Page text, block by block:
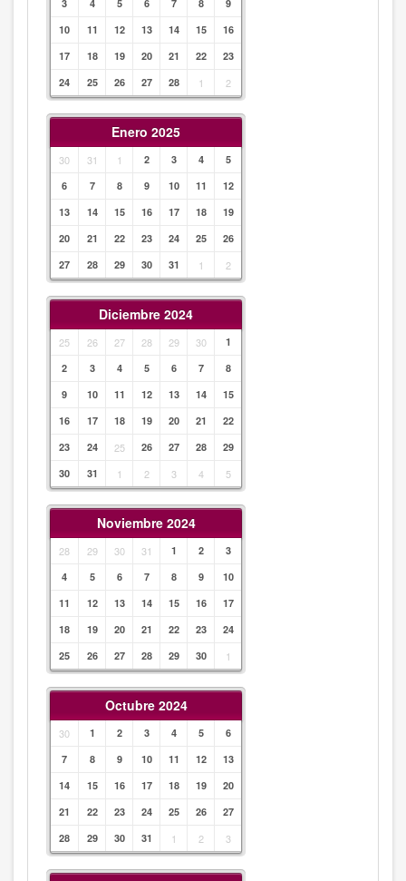
3
4 5 6 7 8
9
10
11 12 13 14 15
16
17
18 19 20 21 22
23
24
25 26 27 28 1 2
Enero 2025
30 31 1 2 3 4
5
6
7 8 9 10 11
12
13
14 15 16 17 18
19
20
21 22 23 24 25
26
27
28 29 30 31 1 2
Diciembre 2024
25 26 27 28 29 30
1
2
3 4 5 6 7
8
9
10 11 12 13 14
15
16
17 18 19 20 21
22
23
24 25 26 27 28
29
30
31 1 2 3 4 5
Noviembre 2024
28 29 30 31 1 2
3
4
5 6 7 8 9
10
11
12 13 14 15 16
17
18
19 20 21 22 23
24
25
26 27 28 29 30 1
Octubre 2024
30 1 2 3 4 5
6
7
8 9 10 11 12
13
14
15 16 17 18 19
20
21
22 23 24 25 26
27
28
29 30 31 1 2 3